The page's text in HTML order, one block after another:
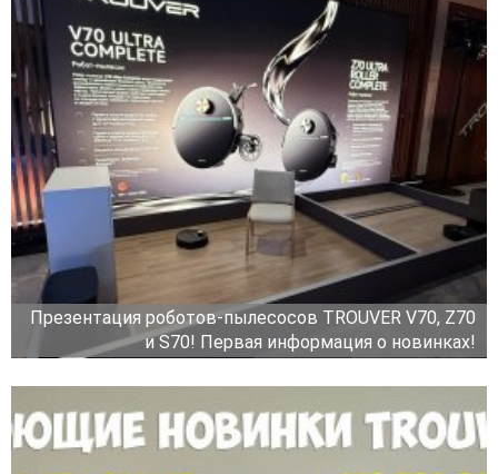
Презентация роботов-пылесосов TROUVER V70, Z70
и S70! Первая информация о новинках!